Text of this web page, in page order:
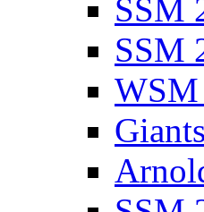
SSM
SSM